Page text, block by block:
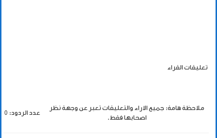
تعليقات القراء
ملاحظة هامة: جميع الاراء والتعليقات تعبر عن وجهة نظر
اصحابها فقط.
عدد الردود: 0